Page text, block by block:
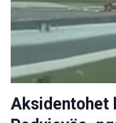
Aksidentohet